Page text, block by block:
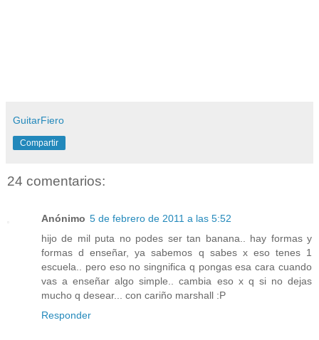
GuitarFiero
Compartir
24 comentarios:
Anónimo 5 de febrero de 2011 a las 5:52
hijo de mil puta no podes ser tan banana.. hay formas y
formas d enseñar, ya sabemos q sabes x eso tenes 1
escuela.. pero eso no singnifica q pongas esa cara cuando
vas a enseñar algo simple.. cambia eso x q si no dejas
mucho q desear... con cariño marshall :P
Responder